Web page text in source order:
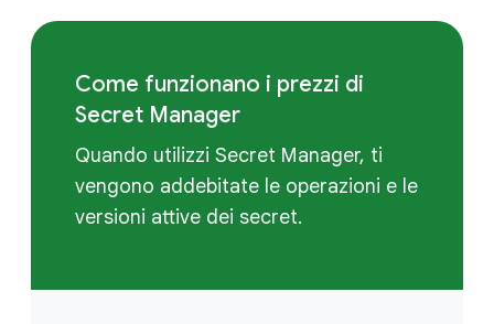
Come funzionano i prezzi di
Secret Manager
Quando utilizzi Secret Manager, ti
vengono addebitate le operazioni e le
versioni attive dei secret.